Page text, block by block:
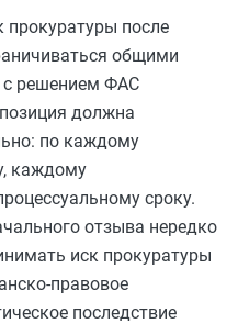
прокуратуры после
общими
с решением ФАС
должна
по каждому
каждому
сроку.
отзыва нередко
иск прокуратуры
правовое
последствие